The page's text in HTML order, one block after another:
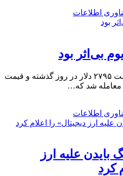
اطلاعات
بی‌اثر بود
ارتباط فردا: اتریوم با قیمت ۲۷۹۵ دلار در روز گذشته و قیمت
اطلاعات
بایدن علیه ارز
کرد